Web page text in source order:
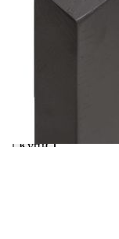
Предоставената
Добавете
Добавете